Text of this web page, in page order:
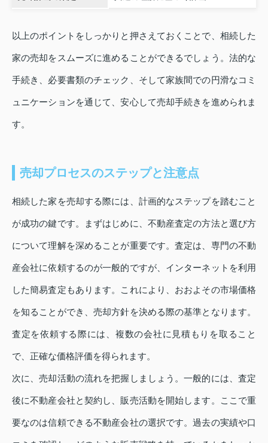
以上のポイントをしっかりと押さえておくことで、相続した
家の売却をスムーズに進めることができるでしょう。法的な
手続き、必要書類のチェック、そして家族間での円滑なコミ
ュニケーションを通じて、安心して売却手続きを進められま
す。
売却プロセスのステップと注意点
相続した家を売却する際には、計画的なステップを踏むこと
が成功の鍵です。まずはじめに、不動産査定の方法と選び方
について理解を深めることが重要です。査定は、専門の不動
産会社に依頼するのが一般的ですが、インターネットを利用
した簡易査定もあります。これにより、おおよその市場価格
を知ることができ、売却方針を決める際の基準となります。
査定を依頼する際には、複数の会社に見積もりを取ること
で、正確な価格評価を得られます。
次に、売却活動の流れを把握しましょう。一般的には、査定
後に不動産会社と契約し、販売活動を開始します。ここで重
要なのは信頼できる不動産会社の選択です。過去の実績や口